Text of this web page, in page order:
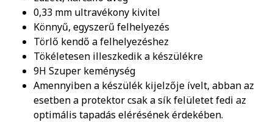
0,33 mm ultravékony kivitel
Könnyű, egyszerű felhelyezés
Törlő kendő a felhelyezéshez
Tökéletesen illeszkedik a készülékre
9H Szuper keménység
Amennyiben a készülék kijelzője ívelt, abban az
esetben a protektor csak a sík felületet fedi az
optimális tapadás elérésének érdekében.